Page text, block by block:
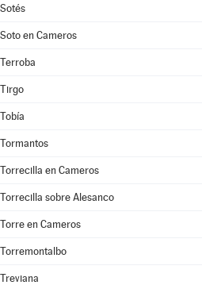
Sotés
Soto en Cameros
Terroba
Tirgo
Tobía
Tormantos
Torrecilla en Cameros
Torrecilla sobre Alesanco
Torre en Cameros
Torremontalbo
Treviana